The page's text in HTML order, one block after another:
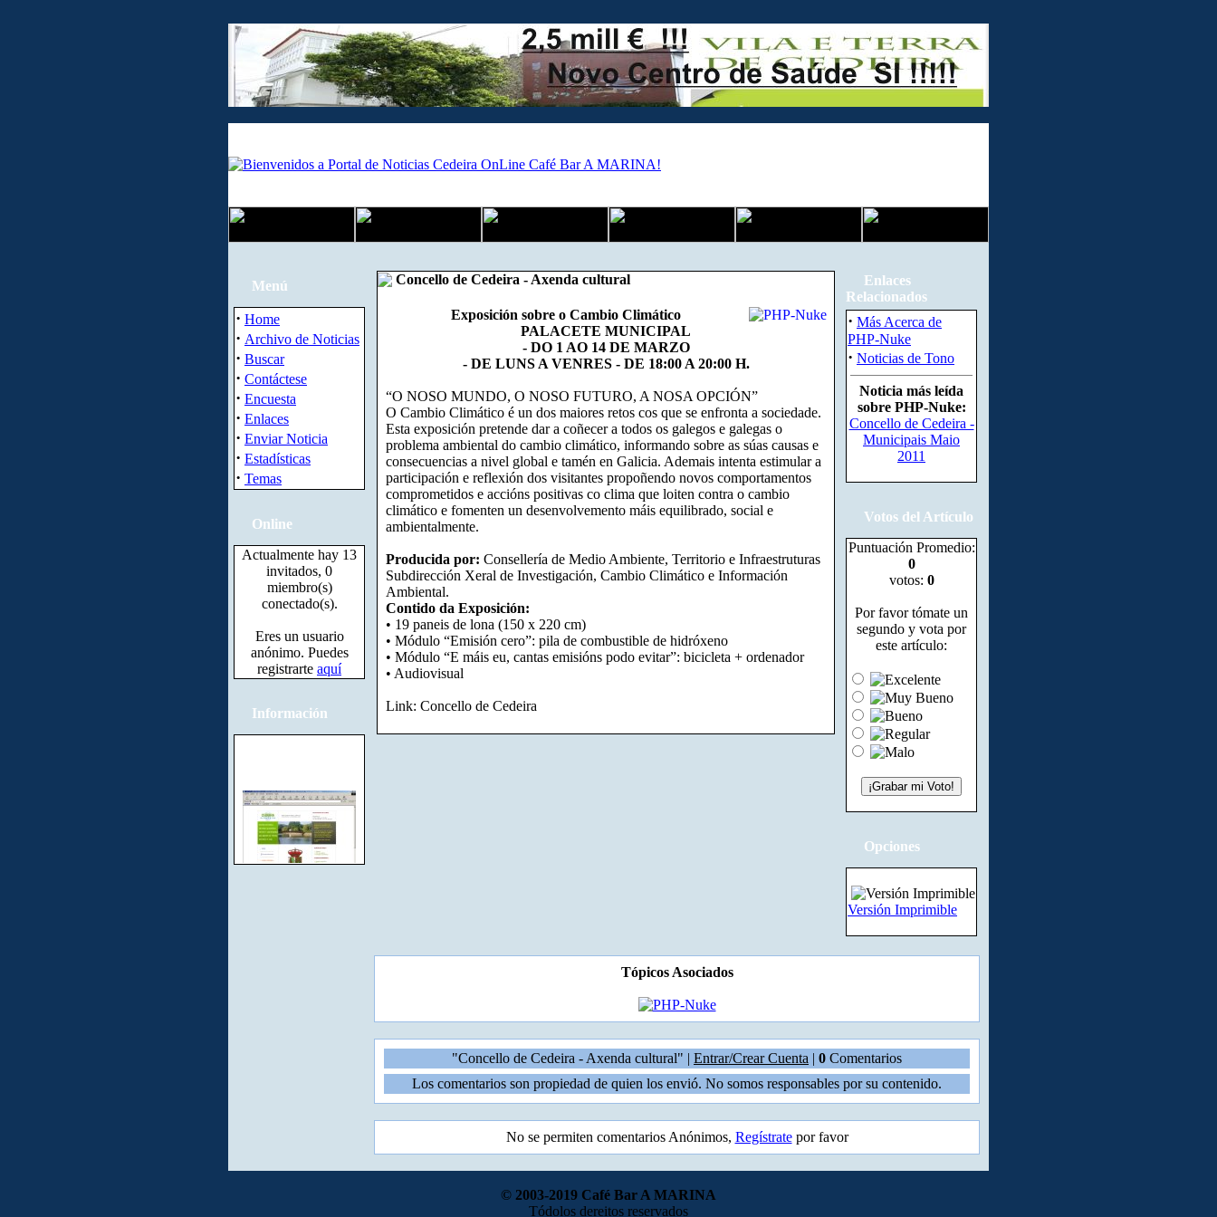
Menú
· Home
· Archivo de Noticias
· Buscar
· Contáctese
· Encuesta
· Enlaces
· Enviar Noticia
· Estadísticas
· Temas
Online
Actualmente hay 13
invitados, 0
miembro(s)
conectado(s).
Eres un usuario
anónimo. Puedes
registrarte aquí
Información
Concello de Cedeira - Axenda cultural
Exposición sobre o Cambio Climático
PALACETE MUNICIPAL
- DO 1 AO 14 DE MARZO
- DE LUNS A VENRES - DE 18:00 A 20:00 H.
“O NOSO MUNDO, O NOSO FUTURO, A NOSA OPCIÓN”
O Cambio Climático é un dos maiores retos cos que se enfronta a sociedade.
Esta exposición pretende dar a coñecer a todos os galegos e galegas o
problema ambiental do cambio climático, informando sobre as súas causas e
consecuencias a nivel global e tamén en Galicia. Ademais intenta estimular a
participación e reflexión dos visitantes propoñendo novos comportamentos
comprometidos e accións positivas co clima que loiten contra o cambio
climático e fomenten un desenvolvemento máis equilibrado, social e
ambientalmente.
Producida por: Consellería de Medio Ambiente, Territorio e Infraestruturas
Subdirección Xeral de Investigación, Cambio Climático e Información
Ambiental.
Contido da Exposición:
• 19 paneis de lona (150 x 220 cm)
• Módulo “Emisión cero”: pila de combustible de hidróxeno
• Módulo “E máis eu, cantas emisións podo evitar”: bicicleta + ordenador
• Audiovisual
Link: Concello de Cedeira
Enlaces
Relacionados
· Más Acerca de
PHP-Nuke
· Noticias de Tono
Noticia más leída
sobre PHP-Nuke:
Concello de Cedeira -
Municipais Maio
2011
Votos del Artículo
Puntuación Promedio:
0
votos: 0
Por favor tómate un
segundo y vota por
este artículo:
Opciones
Versión Imprimible
Tópicos Asociados
"Concello de Cedeira - Axenda cultural" | Entrar/Crear Cuenta | 0 Comentarios
Los comentarios son propiedad de quien los envió. No somos responsables por su contenido.
No se permiten comentarios Anónimos, Regístratepor favor
© 2003-2019 Café Bar A MARINA
Tódolos dereitos reservados